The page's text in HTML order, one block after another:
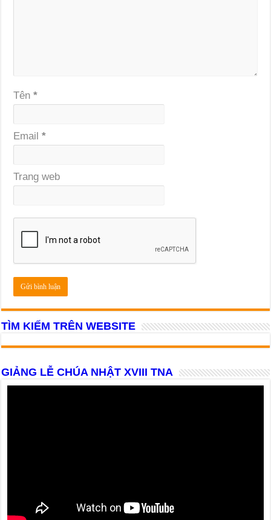
Tên*
Email*
Trang web
TÌM KIẾM TRÊN WEBSITE
GIẢNG LỄ CHÚA NHẬT XVIII TNA